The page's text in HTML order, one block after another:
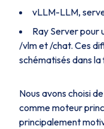
vLLM-LLM,
Ray Server pour
/vlm et /chat. Ces
schématisés dans la
Nous avons choisi
comme moteur
principalement